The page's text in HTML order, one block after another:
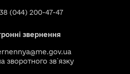
(044) 200-47-47
звернення
зворотного зв`язку